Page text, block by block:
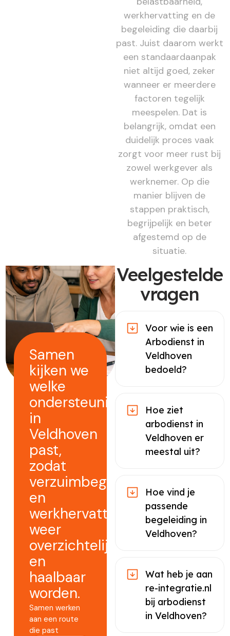
werkhervatting en de
begeleiding die daarbij
past. Juist daarom werkt
een standaardaanpak
niet altijd goed, zeker
wanneer er meerdere
factoren tegelijk
meespelen. Dat is
belangrijk, omdat een
duidelijk proces vaak
zorgt voor meer rust bij
zowel werkgever als
werknemer. Op die
manier blijven de
stappen praktisch,
begrijpelijk en beter
afgestemd op de
situatie.
Samen
kijken we
welke
ondersteuning
in
Veldhoven
past,
zodat
verzuimbegeleiding
en
werkhervatting
weer
overzichtelijk
en
haalbaar
worden.
Samen werken
aan een route
die past
Veelgestelde
vragen
Voor wie is een
Arbodienst in
Veldhoven
bedoeld?
Hoe ziet
arbodienst in
Veldhoven er
meestal uit?
Hoe vind je
passende
begeleiding in
Veldhoven?
Wat heb je aan
re-integratie.nl
bij arbodienst
in Veldhoven?